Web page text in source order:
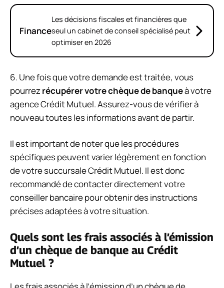
Finance
Les décisions fiscales et financières que
seul un cabinet de conseil spécialisé peut
optimiser en 2026
6. Une fois que votre demande est traitée, vous
pourrezrécupérer votre chèque de banqueà votre
agence Crédit Mutuel. Assurez-vous de vérifier à
nouveau toutes les informations avant de partir.
Il est important de noter que les procédures
spécifiques peuvent varier légèrement en fonction
de votre succursale Crédit Mutuel. Il est donc
recommandé de contacter directement votre
conseiller bancaire pour obtenir des instructions
précises adaptées à votre situation.
Quels sont les frais associés à l’émission
d’un chèque de banque au Crédit
Mutuel ?